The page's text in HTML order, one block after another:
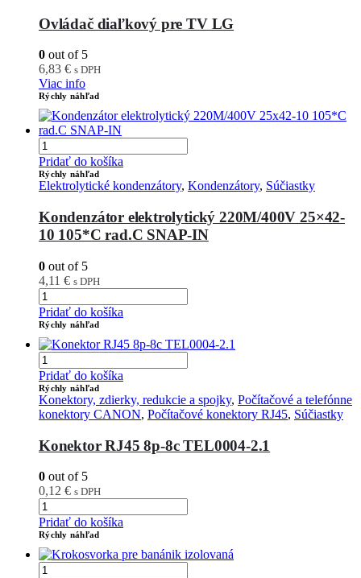
Ovládač diaľkový pre TV LG
0 out of 5
6,83 € s DPH
Viac info
Rýchly náhľad
Pridať do košíka
Rýchly náhľad
Elektrolytické kondenzátory, Kondenzátory, Súčiastky
Kondenzátor elektrolytický 220M/400V 25×42-
10 105*C rad.C SNAP-IN
0 out of 5
4,11 € s DPH
Pridať do košíka
Rýchly náhľad
Pridať do košíka
Rýchly náhľad
Konektory, zdierky, redukcie a spojky, Počítačové a telefónne
konektory CANON, Počítačové konektory RJ45, Súčiastky
Konektor RJ45 8p-8c TEL0004-2.1
0 out of 5
0,12 € s DPH
Pridať do košíka
Rýchly náhľad